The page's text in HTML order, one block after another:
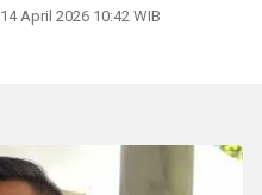
14 April 2026 10:42 WIB